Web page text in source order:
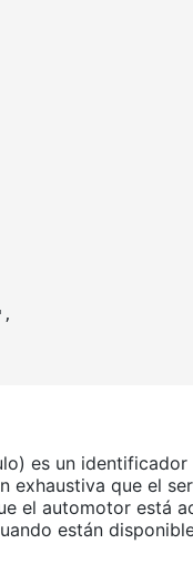
es un
exhaustiva que el
el automotor está
están